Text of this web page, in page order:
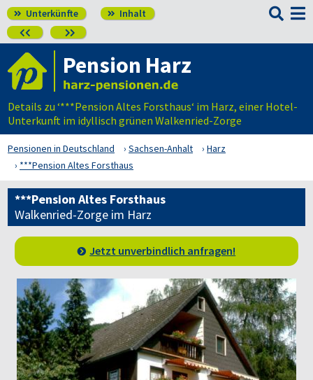
 Unterkünfte  Inhalt
 

Pension Harz
Details zu ‘***Pension Altes Forsthaus‘ im Harz, einer Hotel-
Unterkunft im idyllisch grünen Walkenried-Zorge
Pensionen in Deutschland Sachsen-Anhalt
Harz
***Pension Altes Forsthaus
***Pension Altes Forsthaus
Walkenried-Zorge im Harz
Jetzt unverbindlich anfragen!